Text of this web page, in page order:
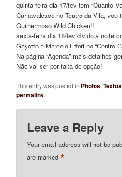
quinta-feira dia 17/fev tem “Quanto
Carnavalesca no Teatro da Vila, vou
Guilhermoso Wild Chicken!!!
sexta-feira dia 18/fev divido a noite
Gayotto e Marcelo Effori no “Centro
Na página “Agenda” mais detalhes
Não vai ser por falta de opção!
This entry was posted in Photos,Textos
permalink.
Leave a Reply
Your email address will not be
are marked*